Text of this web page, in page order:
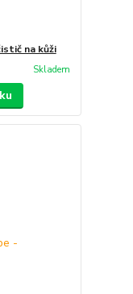
na kůži
Skladem